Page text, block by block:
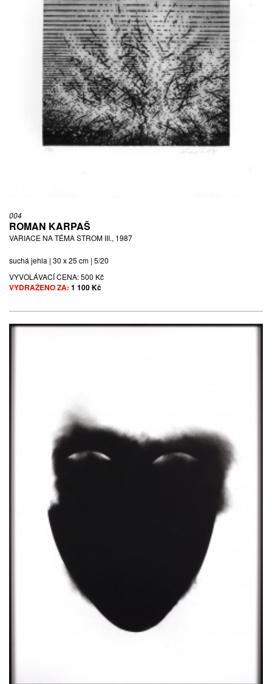
004
ROMAN KARPAŠ
VARIACE NA TÉMA STROM III., 1987
suchá jehla | 30 x 25 cm | 5/20
VYVOLÁVACÍ CENA:500 Kč
VYDRAŽENO ZA: 1 100 Kč